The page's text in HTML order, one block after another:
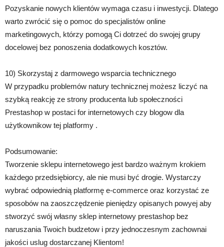
Pozyskanie nowych klientów wymaga czasu i inwestycji. Dlatego
warto zwrócić się o pomoc do specjalistów online
marketingowych, którzy pomogą Ci dotrzeć do swojej grupy
docelowej bez ponoszenia dodatkowych kosztów.
10) Skorzystaj z darmowego wsparcia technicznego
W przypadku problemów natury technicznej możesz liczyć na
szybką reakcję ze strony producenta lub społeczności
Prestashop w postaci for internetowych czy blogow dla
użytkownikow tej platformy .
Podsumowanie:
Tworzenie sklepu internetowego jest bardzo ważnym krokiem
każdego przedsiębiorcy, ale nie musi być drogie. Wystarczy
wybrać odpowiednią platformę e-commerce oraz korzystać ze
sposobów na zaoszczędzenie pieniędzy opisanych powyej aby
stworzyć swój własny sklep internetowy prestashop bez
naruszania Twoich budzetow i przy jednoczesnym zachownai
jakości uslug dostarczanej Klientom!